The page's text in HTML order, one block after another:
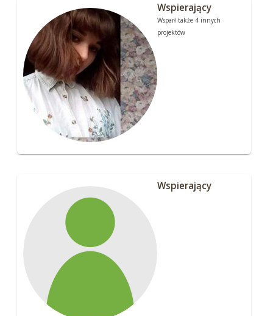
Wspierający
Wsparł także 4 innych
projektów
Wspierający